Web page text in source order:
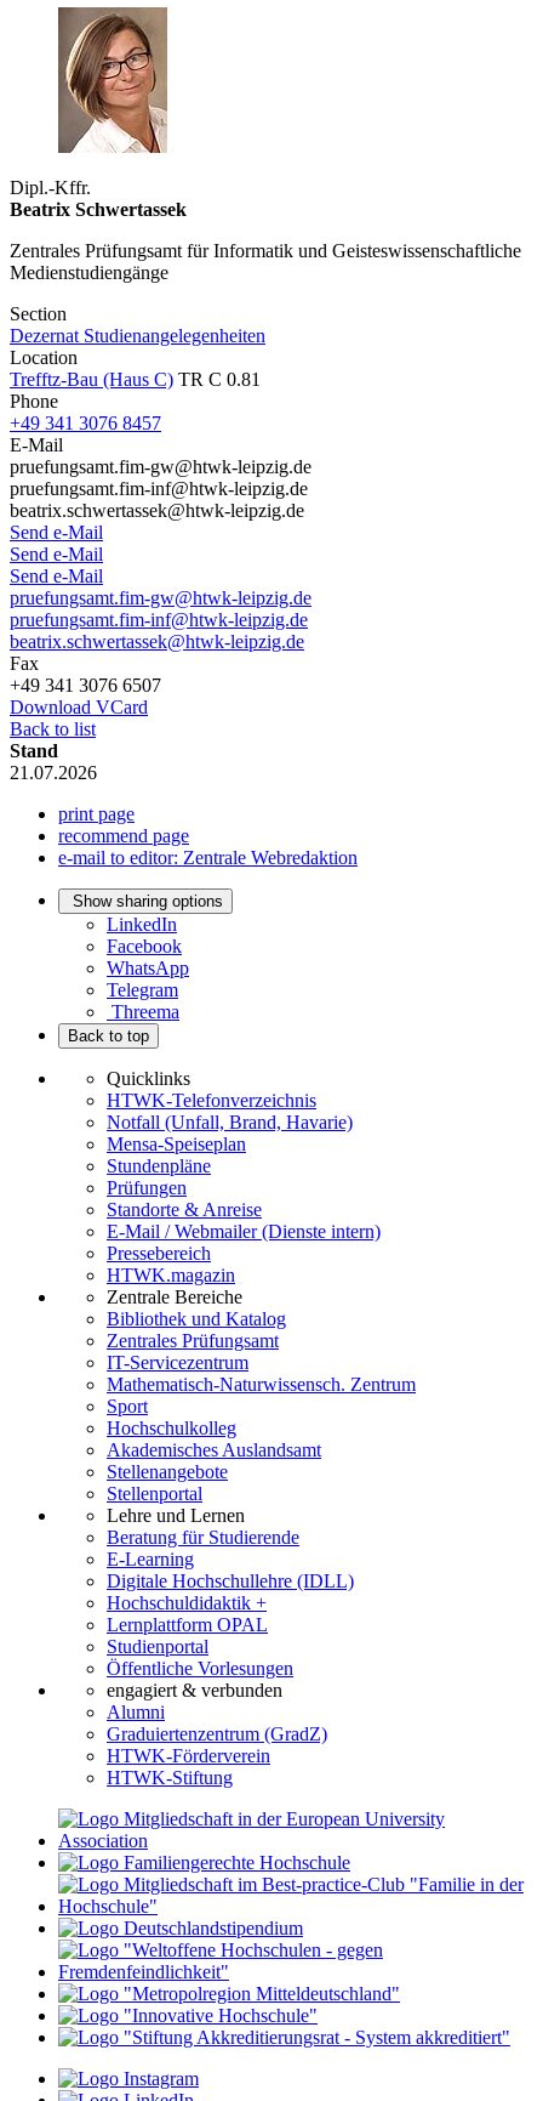
Dipl.-Kffr.
Beatrix Schwertassek
Zentrales Prüfungsamt für Informatik und Geisteswissenschaftliche
Medienstudiengänge
Section
Dezernat Studienangelegenheiten
Location
Trefftz-Bau (Haus C) TR C 0.81
Phone
+49 341 3076 8457
E-Mail
pruefungsamt.fim-gw@htwk-leipzig.de
pruefungsamt.fim-inf@htwk-leipzig.de
beatrix.schwertassek@htwk-leipzig.de
Send e-Mail
Send e-Mail
Send e-Mail
pruefungsamt.fim-gw@htwk-leipzig.de
pruefungsamt.fim-inf@htwk-leipzig.de
beatrix.schwertassek@htwk-leipzig.de
Fax
+49 341 3076 6507
Download VCard
Back to list
Stand
21.07.2026
print page
recommend page
e-mail to editor: Zentrale Webredaktion
Show sharing options
LinkedIn
Facebook
WhatsApp
Telegram
Threema
Back to top
Quicklinks
HTWK-Telefonverzeichnis
Notfall (Unfall, Brand, Havarie)
Mensa-Speiseplan
Stundenpläne
Prüfungen
Standorte & Anreise
E-Mail / Webmailer (Dienste intern)
Pressebereich
HTWK.magazin
Zentrale Bereiche
Bibliothek und Katalog
Zentrales Prüfungsamt
IT-Servicezentrum
Mathematisch-Naturwissensch. Zentrum
Sport
Hochschulkolleg
Akademisches Auslandsamt
Stellenangebote
Stellenportal
Lehre und Lernen
Beratung für Studierende
E-Learning
Digitale Hochschullehre (IDLL)
Hochschuldidaktik +
Lernplattform OPAL
Studienportal
Öffentliche Vorlesungen
engagiert & verbunden
Alumni
Graduiertenzentrum (GradZ)
HTWK-Förderverein
HTWK-Stiftung